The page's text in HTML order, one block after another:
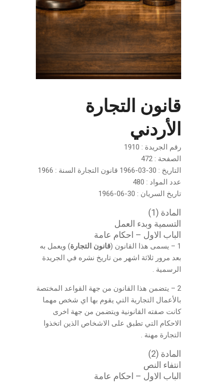
قانون التجارة
الأردني
رقم الجريدة : 1910
الصفحة : 472
التاريخ : 30-03-1966 قانون التجارة السنة : 1966
عدد المواد : 480
تاريخ السريان : 30-06-1966
المادة (1)
التسمية وبدء العمل
الباب الاول – احكام عامة
1 – يسمى هذا القانون ( قانون التجارة) ويعمل به
بعد مرور ثلاثة اشهر من تاريخ نشره في الجريدة
الرسمية .
2 – يتضمن هذا القانون من جهة القواعد المختصة
بالأعمال التجارية التي يقوم بها اي شخص مهما
كانت صفته القانونية ويتضمن من جهة اخرى
الاحكام التي تطبق على الاشخاص الذين اتخذوا
التجارة مهنة .
المادة (2)
انتفاء النص
الباب الاول – احكام عامة